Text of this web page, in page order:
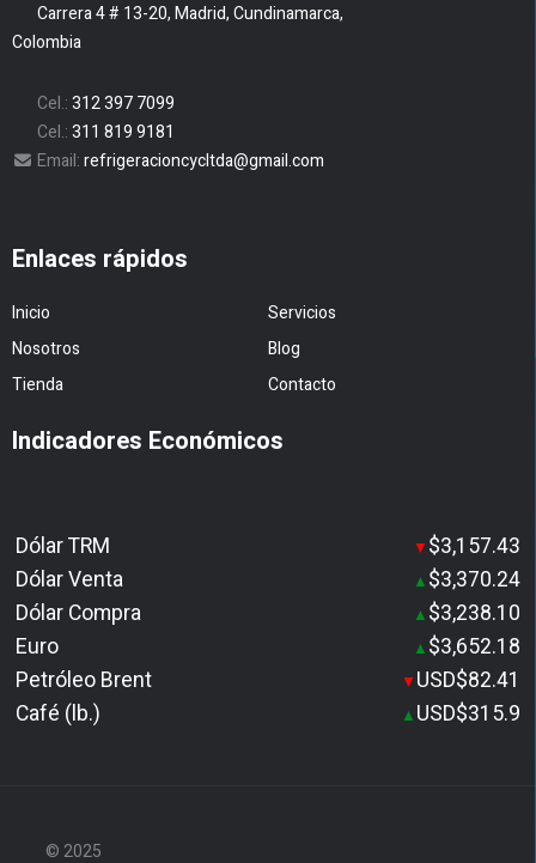
Carrera 4 # 13-20, Madrid, Cundinamarca,
Colombia
Cel.:312 397 7099
Cel.:311 819 9181
Email:refrigeracioncycltda@gmail.com
Enlaces rápidos
Inicio
Servicios
Nosotros
Blog
Tienda
Contacto
Indicadores Económicos
Dólar TRM ▼ $3,157.43
Dólar Venta
▲ $3,370.24
Dólar Compra
▲ $3,238.10
Euro
▲ $3,652.18
Petróleo Brent
▼ USD$82.41
Café (lb.)
▲ USD$315.9
© 2025